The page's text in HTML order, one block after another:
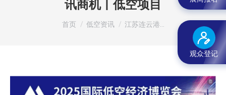
讯商机丨低空项目
您在这里：
首页 低空资讯 江苏连云港…
观众登记